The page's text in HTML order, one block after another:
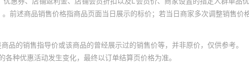
述商品销售价格指商品页面当日展示的标价；若当日商家多次调整销售价
的销售指导价或该商品的曾经展示过的销售价等，并非原价，仅供参考。
种优惠活动发生变化，最终以订单结算页价格为准。